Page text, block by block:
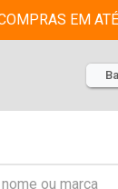
EM